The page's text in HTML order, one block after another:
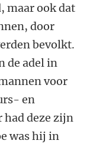
maar ook dat
door
bevolkt.
de adel in
voor
en
had deze zijn
was hij in